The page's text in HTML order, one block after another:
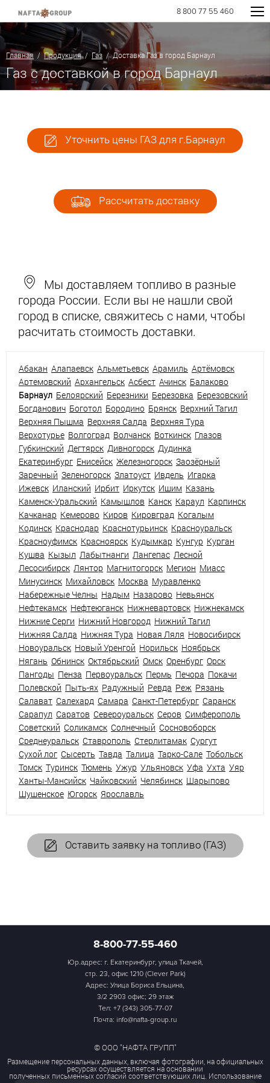
8 800 77 55 460
Главная /Продукция/ Газ / Доставка Газ в город Барнаул
Газ с доставкой в город Барнаул
Уточнить цены ГАЗ для г.Барнаул
Рассчитать доставку
Мы доставляем топливо в разные
города России. Если вы не нашли свой
город в списке, свяжитесь с нами, чтобы
расчитать стоимость доставки.
Абакан Алапаевск Альметьевск Арамиль Артёмовск
Артемовский Архангельск Асбест Ачинск Балаково
Барнаул Белоярский Березники Березовка Березовский
Богданович Боготол Бородино Брянск Верхний Тагил
Верхняя Пышма Верхняя Салда Верхняя Тура
Верхотурье Волгоград Волчанск Воткинск Глазов
Губкинский Дегтярск Дивногорск Дудинка
Екатеринбург Енисейск Железногорск Заозёрный
Заречный Зеленогорск Златоуст Ивдель Игарка
Ижевск Иланский Ирбит Иркутск Ишим Казань
Каменск-Уральский Камышлов Канск Караул Карпинск
Качканар Кемерово Киров Кировград Когалым
Кодинск Краснодар Краснотурьинск Красноуральск
Красноуфимск Красноярск Кудымкар Кунгур Курган
Кушва Кызыл Лабытнанги Лангепас Лесной
Лесосибирск Лянтор Магнитогорск Мегион Миасс
Минусинск Михайловск Москва Муравленко
Набережные Челны Надым Назарово Невьянск
Нефтекамск Нефтеюганск Нижневартовск Нижнекамск
Нижние Серги Нижний Новгород Нижний Тагил
Нижняя Салда Нижняя Тура Новая Ляля Новосибирск
Новоуральск Новый Уренгой Норильск Ноябрьск
Нягань Обнинск Октябрьский Омск Оренбург Орск
Пангоды Пенза Первоуральск Пермь Печора Покачи
Полевской Пыть-ях Радужный Ревда Реж Рязань
Салават Салехард Самара Санкт-Петербург Саранск
Сарапул Саратов Североуральск Серов Симферополь
Советский Соликамск Солнечный Сосновоборск
Среднеуральск Ставрополь Стерлитамак Сургут
Сухой лог Сысерть Тавда Талица Тарко-Сале Тобольск
Томск Туринск Тюмень Ужур Ульяновск Уфа Ухта Уяр
Ханты-Мансийск Чайковский Челябинск Шарыпово
Шушенское Югорск Ярославль
Оставить заявку на топливо (ГАЗ)
8-800-77-55-460
Юр.адрес: г. Екатеринбург, улица Ткачей,
стр. 23, офис 1210 (Clever Park)
Адрес: Улица Бориса Ельцина,
3/2 2903 офис; 29 этаж
Тел: +7 (343) 305-77-07
Почта: info@nafta-group.ru
© ООО "НАФТА ГРУПП"
Размещение персональных данных, включая фотографии, на официальных
ресурсах осуществляется на основании
полученных письменных согласий соответствующих лиц. Использование